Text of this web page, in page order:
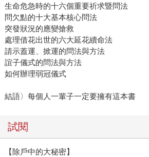
生命危急時的十六個重要祈求暨問法
問欠點的十大基本核心問法
突發狀況的應變搶救
處理借花出世的六大延花續命法
請示蓋運、掀運的問法與方法
誼子儀式的問法與方法
如何辦理弱冠儀式
結語〉每個人一輩子一定要擁有這本書
試閱
【除戶中的大秘密】